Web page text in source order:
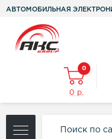
АВТОМОБИЛЬНАЯ
0
0 р.